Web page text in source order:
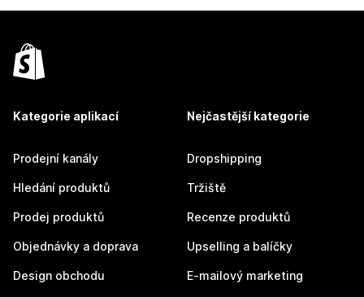
Kategorie aplikací
Prodejní kanály
Hledání produktů
Prodej produktů
Objednávky a doprava
Design obchodu
Nejčastější kategorie
Dropshipping
Tržiště
Recenze produktů
Upselling a balíčky
E-mailový marketing